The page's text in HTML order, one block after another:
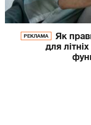
РЕКЛАМА
Як
для